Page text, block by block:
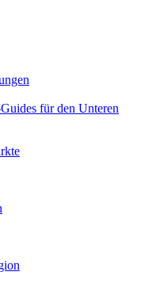
für den Unteren